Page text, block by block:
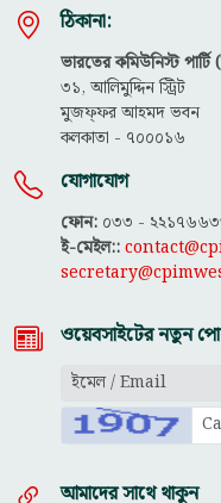
ঠিকানা:
ভারতের কমিউনিস্ট পার্টি
৩১, আলিমুদ্দিন স্ট্রিট
মুজফ্ফ‌র আহমদ ভবন
কলকাতা - ৭০০০১৬
যোগাযোগ
ফোন: ০৩৩ -
ই-মেইল::
ওয়েবসাইটের নতুন
আমাদের সাথে থাকুন